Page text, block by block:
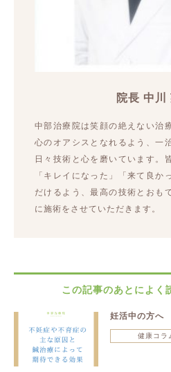
院長 中川
中部治療院は笑顔の絶えない治
心のオアシスとなれるよう、一
日々技術と心を磨いています。
「キレイになった」「来て良か
だけるよう、最高の技術とおも
に施術をさせていただきます。
この記事のあとによく
妊活中の方へ
健康コラ